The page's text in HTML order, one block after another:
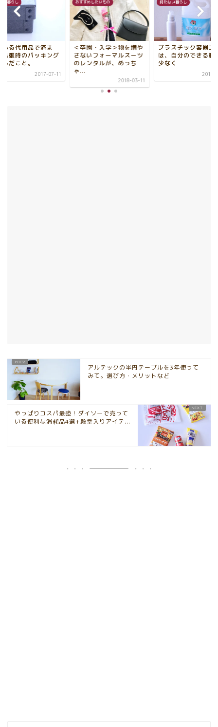
めしたいもの
・入学＞物を増や
いフォーマルスーツ
タルが、めっち
2018-03-11
持たない暮らし
プラスチック容器ゴミ
は、自分のできる範囲で
少なく
持たない暮らし
家にある代用品で済
す。出張時のパッキ
で学んだこと。
2017-
アルテックの半円テーブルを3年使って
みて。選び方・メリットなど
やっぱりコスパ最強！ダイソーで売って
いる便利な消耗品4選+殿堂入りアイテ...